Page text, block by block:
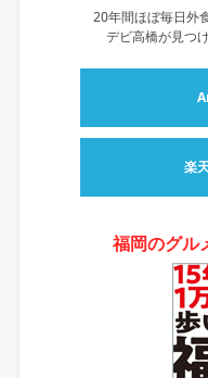
20年間ほぼ毎日外
デビ高橋が見つ
楽
福岡のグル